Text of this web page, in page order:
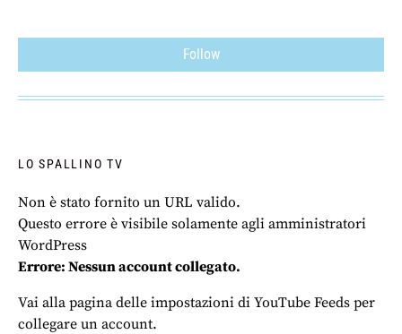
Follow
LO SPALLINO TV
Non è stato fornito un URL valido.
Questo errore è visibile solamente agli amministratori
WordPress
Errore: Nessun account collegato.
Vai alla pagina delle impostazioni di YouTube Feeds per
collegare un account.